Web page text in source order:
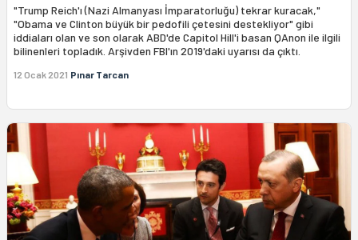
"Trump Reich'ı (Nazi Almanyası İmparatorluğu) tekrar kuracak,"
"Obama ve Clinton büyük bir pedofili çetesini destekliyor" gibi
iddiaları olan ve son olarak ABD'de Capitol Hill'i basan QAnon ile ilgili
bilinenleri topladık. Arşivden FBI'ın 2019'daki uyarısı da çıktı.
12 Ocak 2021 Pınar Tarcan